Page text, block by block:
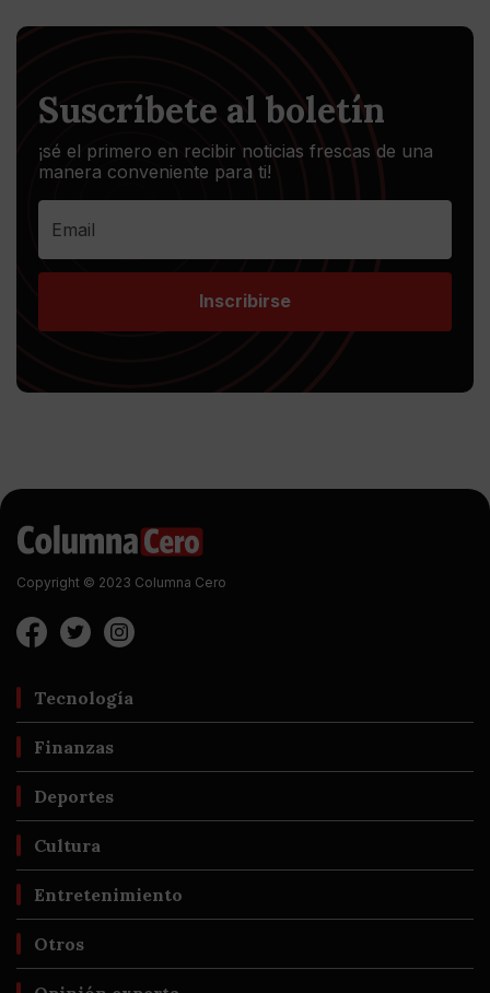
Suscríbete al boletín
¡sé el primero en recibir noticias frescas de una
manera conveniente para ti!
Inscribirse
Copyright © 2023 Columna Cero
Tecnología
Finanzas
Deportes
Cultura
Entretenimiento
Otros